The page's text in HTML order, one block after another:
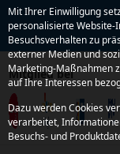
Mitglied bei
Mit Ihrer Einwilligung
personalisierte
Besuchsverhalten zu
externer Medien und
Marketing-Maßnahmen
auf Ihre Interessen
Dazu werden Cookies
verarbeitet,
Besuchs- und